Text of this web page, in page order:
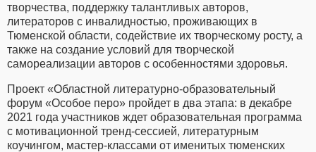
творчества, поддержку талантливых авторов,
литераторов с инвалидностью, проживающих в
Тюменской области, содействие их творческому росту, а
также на создание условий для творческой
самореализации авторов с особенностями здоровья.
Проект «Областной литературно-образовательный
форум «Особое перо» пройдет в два этапа: в декабре
2021 года участников ждет образовательная программа
с мотивационной тренд-сессией, литературным
коучингом, мастер-классами от именитых тюменских